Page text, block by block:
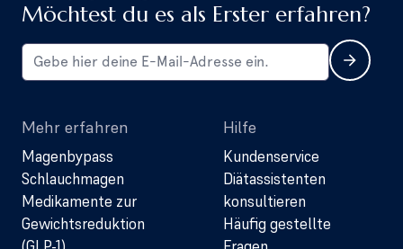
Möchtest du es als Erster erfahren?
Mehr erfahren
Magenbypass
Schlauchmagen
Medikamente zur
Gewichtsreduktion
Hilfe
Kundenservice
Diätassistenten
konsultieren
Häufig gestellte